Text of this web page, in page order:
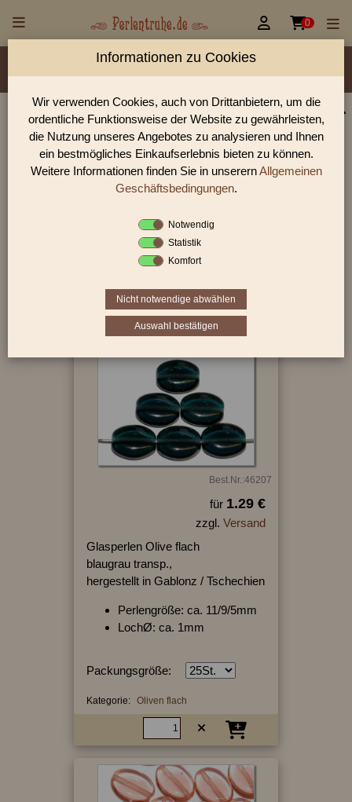
 0
Material/Glassorte Sorte/Form Farbe
Größen
Lochdurchmesser
Perlen Shop für gedrückte Perlen Oliven flach
In unserem Perlen Shop finden sie zahlreich gedrückte Perlen
Oliven flach und viele weiter Glasperlen.
Sie befinden sich in folgender Kategorie:
gedrückte Perlen|Oliven
Best.Nr.:46207
für 1.29 €
zzgl. Versand
Glasperlen Olive flach
blaugrau transp.,
hergestellt in Gablonz / Tschechien
Perlengröße: ca. 11/9/5mm
LochØ: ca. 1mm
Packungsgröße:
Kategorie: Oliven flach
Informationen zu Cookies
Wir verwenden Cookies, auch von Drittanbietern, um die
ordentliche Funktionsweise der Website zu gewährleisten,
die Nutzung unseres Angebotes zu analysieren und Ihnen
ein bestmögliches Einkaufserlebnis bieten zu können.
Weitere Informationen finden Sie in unserernAllgemeinen
Geschäftsbedingungen.
Notwendig
Statistik
Komfort
Nicht notwendige abwählen
Auswahl bestätigen